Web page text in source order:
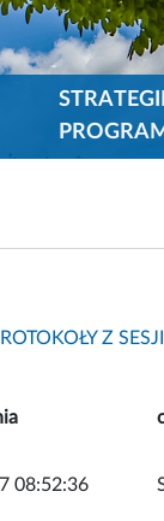
Z
08:52:36